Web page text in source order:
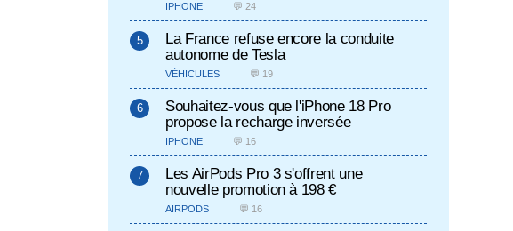
IPHONE 💬 24
La France refuse encore la conduite
autonome de Tesla
VÉHICULES 💬 19
Souhaitez-vous que l'iPhone 18 Pro
propose la recharge inversée
IPHONE 💬 16
Les AirPods Pro 3 s'offrent une
nouvelle promotion à 198 €
AIRPODS 💬 16